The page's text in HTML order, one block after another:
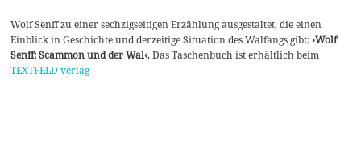
Wolf Senff zu einer sechzigseitigen Erzählung ausgestaltet, die einen
Einblick in Geschichte und derzeitige Situation des Walfangs gibt:›Wolf
Senff: Scammon und der Wal‹. Das Taschenbuch ist erhältlich beim
TEXTFELD verlag